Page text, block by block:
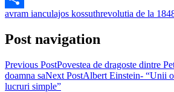
Share
avram ianculajos kossuthrevolutia de la
Post navigation
Previous PostPovestea de dragoste dintre
doamna saNext PostAlbert Einstein- “Unii
lucruri simple”